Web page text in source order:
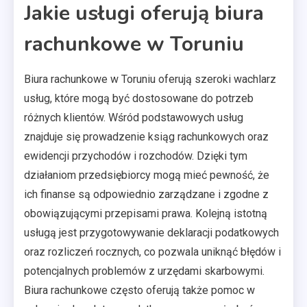
Jakie usługi oferują biura
rachunkowe w Toruniu
Biura rachunkowe w Toruniu oferują szeroki wachlarz
usług, które mogą być dostosowane do potrzeb
różnych klientów. Wśród podstawowych usług
znajduje się prowadzenie ksiąg rachunkowych oraz
ewidencji przychodów i rozchodów. Dzięki tym
działaniom przedsiębiorcy mogą mieć pewność, że
ich finanse są odpowiednio zarządzane i zgodne z
obowiązującymi przepisami prawa. Kolejną istotną
usługą jest przygotowywanie deklaracji podatkowych
oraz rozliczeń rocznych, co pozwala uniknąć błędów i
potencjalnych problemów z urzędami skarbowymi.
Biura rachunkowe często oferują także pomoc w